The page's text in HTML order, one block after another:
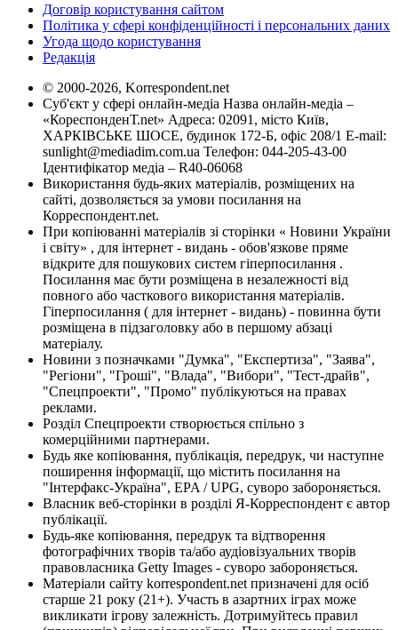
Договір користування сайтом
Політика у сфері конфіденційності і персональних даних
Угода щодо користування
Редакція
© 2000-2026, Korrespondent.net
Суб'єкт у сфері онлайн-медіа Назва онлайн-медіа –
«КореспонденТ.net» Адреса: 02091, місто Київ,
ХАРКІВСЬКЕ ШОСЕ, будинок 172-Б, офіс 208/1 E-mail:
sunlight@mediadim.com.ua Телефон: 044-205-43-00
Ідентифікатор медіа – R40-06068
Використання будь-яких матеріалів, розміщених на
сайті, дозволяється за умови посилання на
Корреспондент.net.
При копіюванні матеріалів зі сторінки « Новини України
і світу» , для інтернет - видань - обов'язкове пряме
відкрите для пошукових систем гіперпосилання .
Посилання має бути розміщена в незалежності від
повного або часткового використання матеріалів.
Гіперпосилання ( для інтернет - видань) - повинна бути
розміщена в підзаголовку або в першому абзаці
матеріалу.
Новини з позначками "Думка", "Експертиза", "Заява",
"Регіони", "Гроші", "Влада", "Вибори", "Тест-драйв",
"Спецпроекти", "Промо" публікуються на правах
реклами.
Розділ Спецпроекти створюється спільно з
комерційними партнерами.
Будь яке копіювання, публікація, передрук, чи наступне
поширення інформації, що містить посилання на
"Інтерфакс-Україна", EPA / UPG, суворо забороняється.
Власник веб-сторінки в розділі Я-Корреспондент є автор
публікації.
Будь-яке копіювання, передрук та відтворення
фотографічних творів та/або аудіовізуальних творів
правовласника Getty Images - суворо забороняється.
Матеріали сайту korrespondent.net призначені для осіб
старше 21 року (21+). Участь в азартних іграх може
викликати ігрову залежність. Дотримуйтесь правил